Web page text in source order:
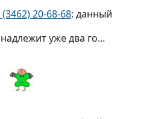
(3462) 20-68-68: данный
уже два го...